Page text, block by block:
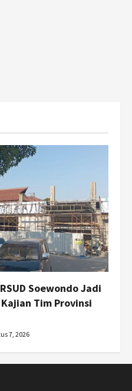
Soewondo Jadi
Tim Provinsi
7, 2026